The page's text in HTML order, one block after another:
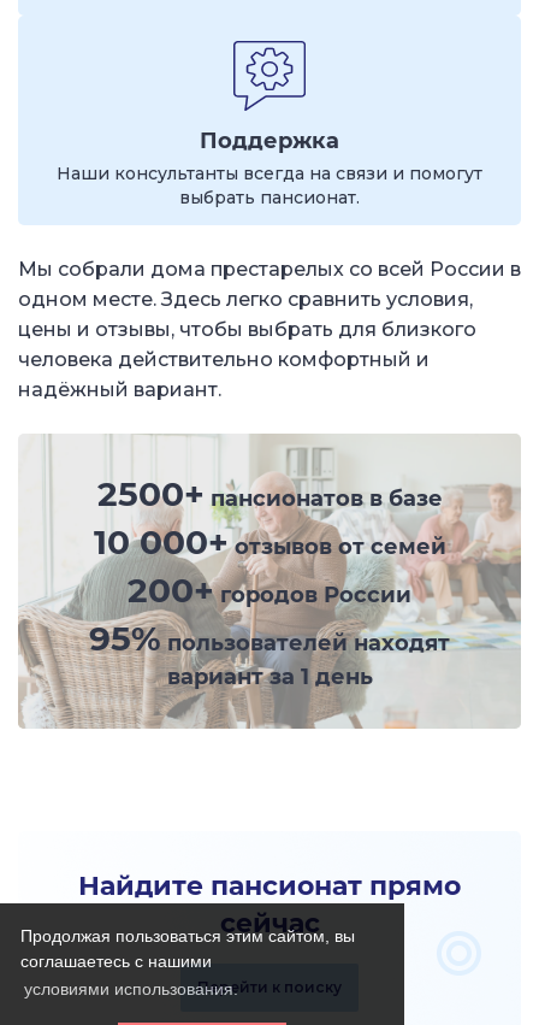
Продолжая пользоваться этим сайтом, вы
соглашаетесь с нашими
условиями использования.
Поддержка
Наши консультанты всегда на связи и помогут
выбрать пансионат.
Мы собрали дома престарелых со всей России в
одном месте. Здесь легко сравнить условия,
цены и отзывы, чтобы выбрать для близкого
человека действительно комфортный и
надёжный вариант.
2500+ пансионатов в базе
10 000+отзывов от семей
200+городов России
95%пользователей находят
вариант за 1 день
Найдите пансионат прямо
сейчас
Перейти к поиску